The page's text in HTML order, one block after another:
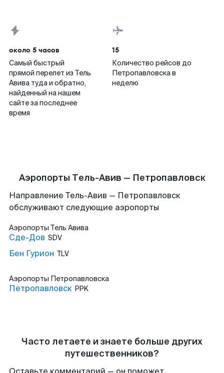
около 5 часов
Самый быстрый
прямой перелет из Тель
Авива туда и обратно,
найденный на нашем
сайте за последнее
время
15
Количество рейсов до
Петропавловска в
неделю
Аэропорты Тель-Авив — Петропавловск
Направление Тель-Авив — Петропавловск
обслуживают следующие аэропорты
Аэропорты Тель Авива
Сде-Дов SDV
Бен Гурион TLV
Аэропорты Петропавловска
Петропавловск PPK
Часто летаете и знаете больше других
путешественников?